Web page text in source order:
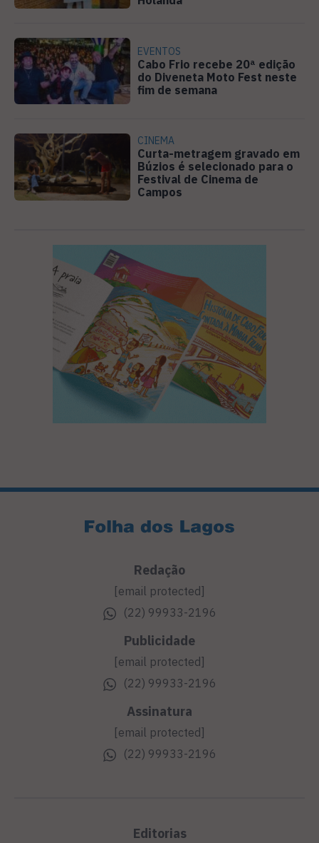
EVENTOS
Cabo Frio recebe 20ª edição
do Diveneta Moto Fest neste
fim de semana
CINEMA
Curta-metragem gravado em
Búzios é selecionado para o
Festival de Cinema de
Campos
Redação
[email protected]
(22) 99933-2196
Publicidade
[email protected]
(22) 99933-2196
Assinatura
[email protected]
(22) 99933-2196
Editorias